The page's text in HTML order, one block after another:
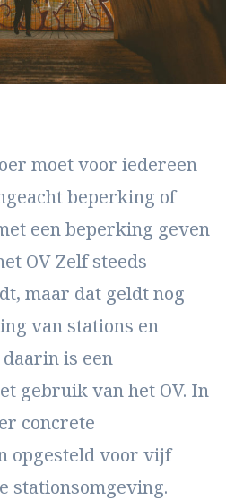
moet voor iedereen
beperking of
een beperking geven
OV Zelf steeds
maar dat geldt nog
van stations en
is een
gebruik van het OV. In
concrete
opgesteld voor vijf
stationsomgeving.